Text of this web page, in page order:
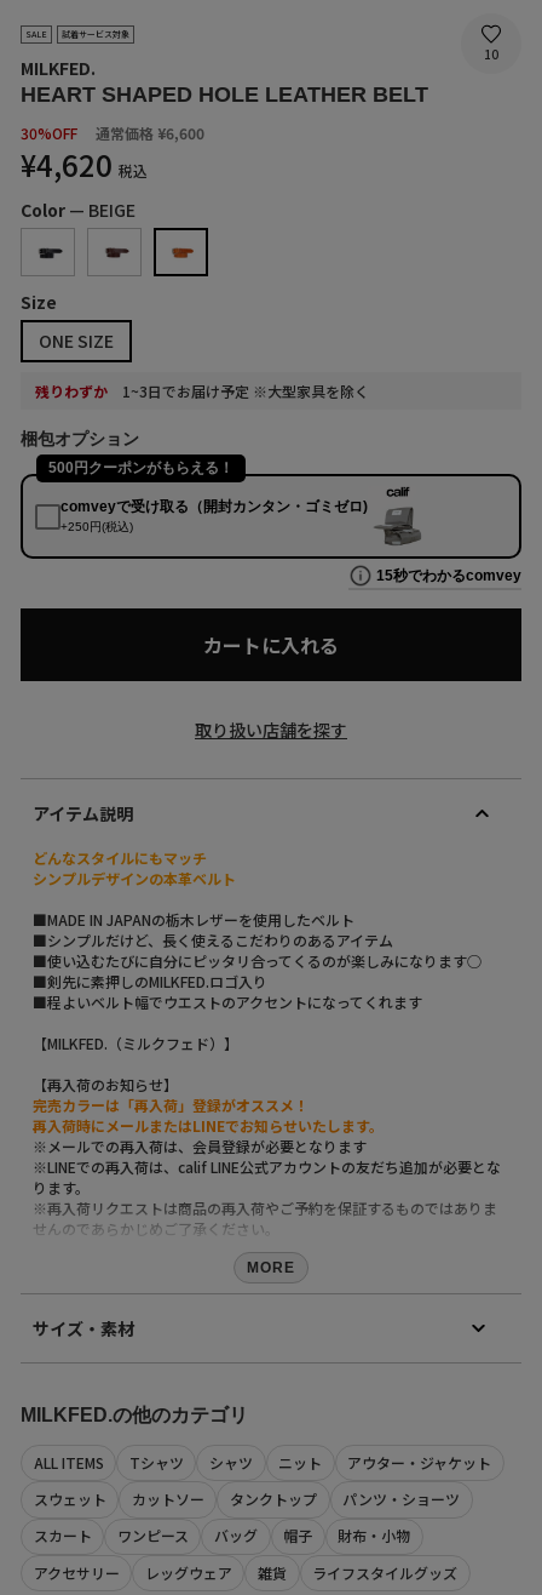
SALE 試着サービス対象
10
MILKFED.
HEART SHAPED HOLE LEATHER BELT
30%OFF 通常価格 ¥6,600SALE
¥4,620 税込
Color — BEIGE
Size
ONE SIZE
残りわずか 1~3日でお届け予定 ※大型家具を除く
カートに入れる
取り扱い店舗を探す
アイテム説明
どんなスタイルにもマッチ
シンプルデザインの本革ベルト
■MADE IN JAPANの栃木レザーを使用したベルト
■シンプルだけど、長く使えるこだわりのあるアイテム
■使い込むたびに自分にピッタリ合ってくるのが楽しみになります○
■剣先に素押しのMILKFED.ロゴ入り
■程よいベルト幅でウエストのアクセントになってくれます
【MILKFED.（ミルクフェド）】
【再入荷のお知らせ】
完売カラーは「再入荷」登録がオススメ！
再入荷時にメールまたはLINEでお知らせいたします。
※メールでの再入荷は、会員登録が必要となります
※LINEでの再入荷は、calif LINE公式アカウントの友だち追加が必要とな
ります。
※再入荷リクエストは商品の再入荷やご予約を保証するものではありま
せんのであらかじめご了承ください。
・アテンションタグ・洗濯表示を必ずご確認の上、ご使用下さい。
います。
・画像の商品はサンプルとなります。実際の商品と色味、仕様、加工、
・予約商品など一部商品につきましては、生産の都合上、お届け時期が
前後する場合がございます。
返品について
MORE
サイズ・素材
商品コード
103243054001
（店舗でお問い合わせの際には、上記品番をお伝え下さい。）
サイズ 全長 幅
MILKFED.の他のカテゴリ
ALL ITEMS Tシャツ シャツ ニット
アウター・ジャケット
スウェット
カットソー タンクトップ
パンツ・ショーツ
スカート
ワンピース バッグ 帽子
財布・小物
アクセサリー
レッグウェア 雑貨 ライフスタイルグッズ